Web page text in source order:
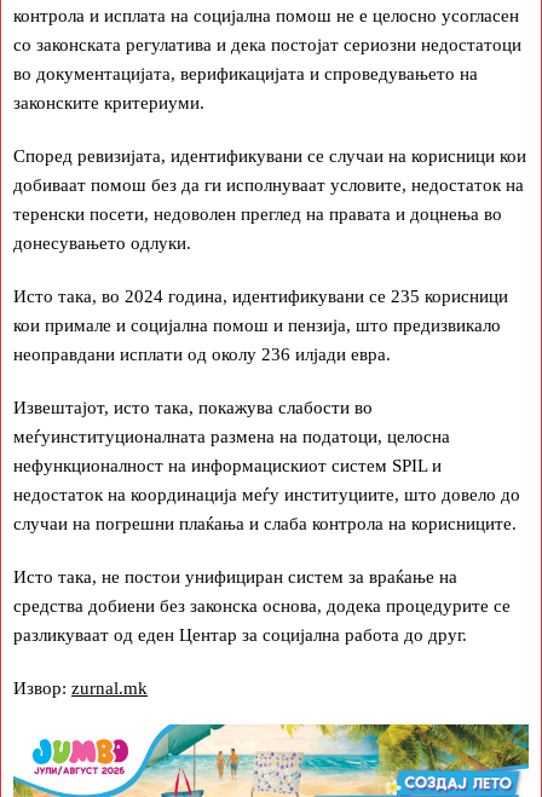
контрола и исплата на социјална помош не е целосно усогласен
со законската регулатива и дека постојат сериозни недостатоци
во документацијата, верификацијата и спроведувањето на
законските критериуми.
Според ревизијата, идентификувани се случаи на корисници кои
добиваат помош без да ги исполнуваат условите, недостаток на
теренски посети, недоволен преглед на правата и доцнења во
донесувањето одлуки.
Исто така, во 2024 година, идентификувани се 235 корисници
кои примале и социјална помош и пензија, што предизвикало
неоправдани исплати од околу 236 илјади евра.
Извештајот, исто така, покажува слабости во
меѓуинституционалната размена на податоци, целосна
нефункционалност на информацискиот систем SPIL и
недостаток на координација меѓу институциите, што довело до
случаи на погрешни плаќања и слаба контрола на корисниците.
Исто така, не постои унифициран систем за враќање на
средства добиени без законска основа, додека процедурите се
разликуваат од еден Центар за социјална работа до друг.
Извор: zurnal.mk